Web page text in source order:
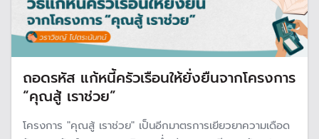
ถอดรหัส แก้หนี้ครัวเรือนให้ยั่งยืนจากโครงการ
“คุณสู้ เราช่วย”
โครงการ "คุณสู้ เราช่วย" เป็นอีกมาตรการเยียวยาความเดือด